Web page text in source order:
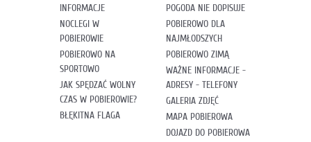
INFORMACJE
NOCLEGI W
POBIEROWIE
POBIEROWO NA
SPORTOWO
JAK SPĘDZAĆ WOLNY
CZAS W POBIEROWIE?
BŁĘKITNA FLAGA
POGODA NIE DOPISUJE
POBIEROWO DLA
NAJMŁODSZYCH
POBIEROWO ZIMĄ
WAŻNE INFORMACJE -
ADRESY - TELEFONY
GALERIA ZDJĘĆ
MAPA POBIEROWA
DOJAZD DO POBIEROWA